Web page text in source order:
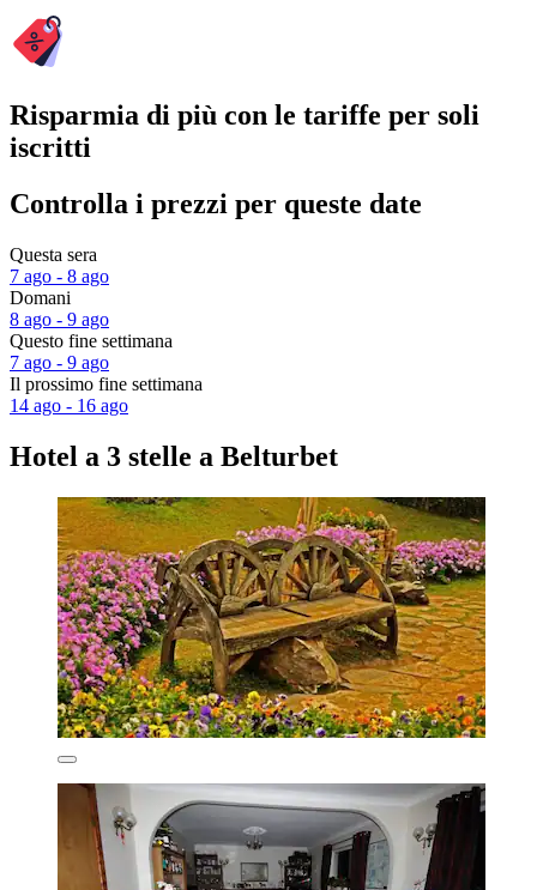
Risparmia di più con le tariffe per soli
iscritti
Controlla i prezzi per queste date
Questa sera
7 ago - 8 ago
Domani
8 ago - 9 ago
Questo fine settimana
7 ago - 9 ago
Il prossimo fine settimana
14 ago - 16 ago
Hotel a 3 stelle a Belturbet